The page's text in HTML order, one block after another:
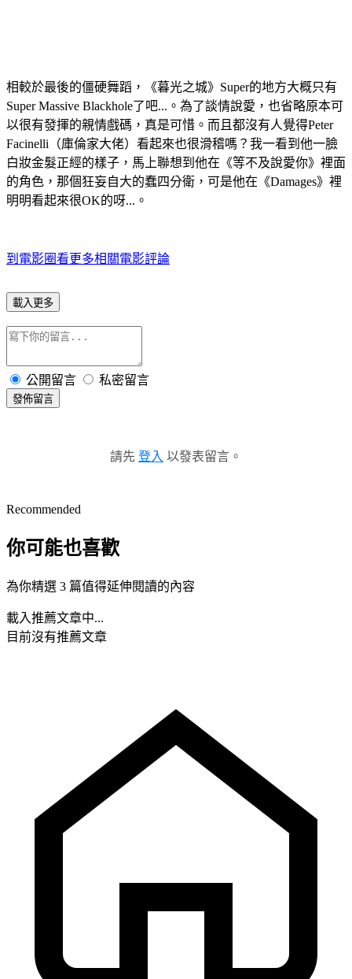
相較於最後的僵硬舞蹈，《暮光之城》Super的地方大概只有
Super Massive Blackhole了吧...。為了談情說愛，也省略原本可
以很有發揮的親情戲碼，真是可惜。而且都沒有人覺得Peter
Facinelli（庫倫家大佬）看起來也很滑稽嗎？我一看到他一臉
白妝金髮正經的樣子，馬上聯想到他在《等不及說愛你》裡面
的角色，那個狂妄自大的蠢四分衛，可是他在《Damages》裡
明明看起來很OK的呀...。
到電影圈看更多相關電影評論
載入更多
公開留言 私密留言
發佈留言
請先 登入 以發表留言。
Recommended
你可能也喜歡
為你精選 3 篇值得延伸閱讀的內容
載入推薦文章中...
目前沒有推薦文章